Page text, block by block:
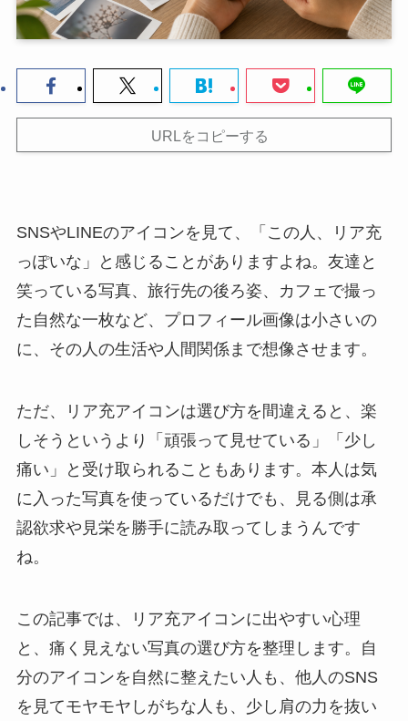
URLをコピーする
SNSやLINEのアイコンを見て、「この人、リア充
っぽいな」と感じることがありますよね。友達と
笑っている写真、旅行先の後ろ姿、カフェで撮っ
た自然な一枚など、プロフィール画像は小さいの
に、その人の生活や人間関係まで想像させます。
ただ、リア充アイコンは選び方を間違えると、楽
しそうというより「頑張って見せている」「少し
痛い」と受け取られることもあります。本人は気
に入った写真を使っているだけでも、見る側は承
認欲求や見栄を勝手に読み取ってしまうんです
ね。
この記事では、リア充アイコンに出やすい心理
と、痛く見えない写真の選び方を整理します。自
分のアイコンを自然に整えたい人も、他人のSNS
を見てモヤモヤしがちな人も、少し肩の力を抜い